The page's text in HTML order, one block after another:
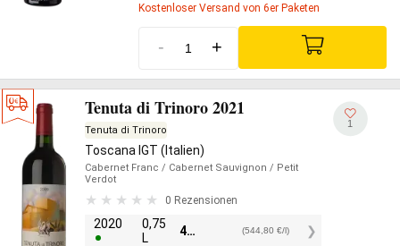
Kostenloser Versand von 6er Paketen
- +
Tenuta di Trinoro 2021
Tenuta di Trinoro
Toscana IGT (Italien)
Cabernet Franc / Cabernet Sauvignon / Petit
Verdot
0 Rezensionen
2020
0,75
L
408,60 (544,80 €/l)
1